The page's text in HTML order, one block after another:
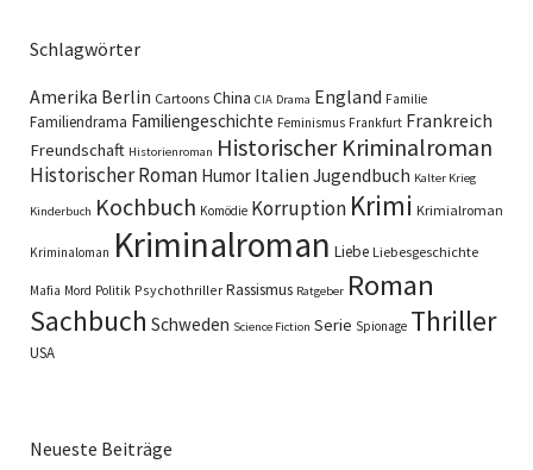
Schlagwörter
Amerika Berlin Cartoons China CIA Drama England Familie
Familiendrama Familiengeschichte Feminismus Frankfurt Frankreich
Freundschaft Historienroman Historischer Kriminalroman
Historischer Roman Humor Italien Jugendbuch Kalter Krieg
Kinderbuch Kochbuch Komödie Korruption Krimi Krimialroman
Kriminaloman Kriminalroman Liebe Liebesgeschichte
Mafia Mord Politik Psychothriller Rassismus Ratgeber Roman
Sachbuch Schweden Science Fiction Serie Spionage Thriller
USA
Neueste Beiträge